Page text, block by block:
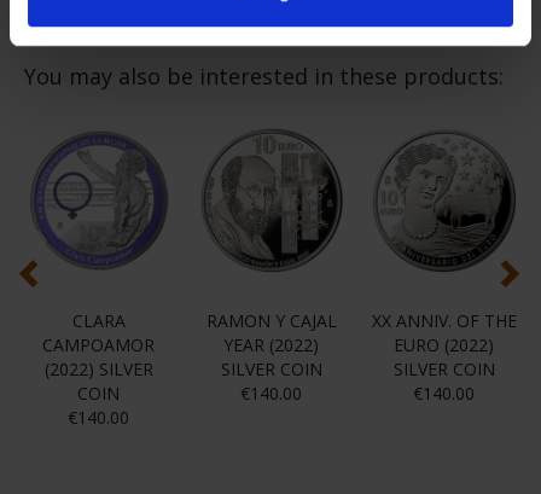
You may also be interested in these products:
CLARA
CAMPOAMOR
(2022) SILVER
COIN
€140.00
RAMON Y CAJAL
YEAR (2022)
SILVER COIN
€140.00
XX ANNIV. OF THE
EURO (2022)
SILVER COIN
€140.00